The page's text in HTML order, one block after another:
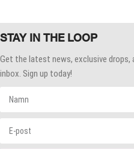
STAY IN THE LOOP
Get the latest news, exclusive
inbox. Sign up today!